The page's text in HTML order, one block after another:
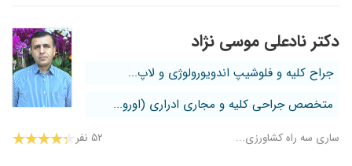
دکتر نادعلی موسی نژاد
جراح کلیه و فلوشیپ اندویورولوژی و لاپ...
متخصص جراحی کلیه و مجاری ادراری (اورو...
ساری سه راه کشاورزی... ۵۲ نفر